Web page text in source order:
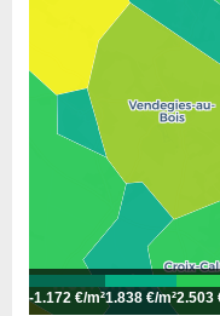
-1.172 €/m²1.838 €/m²2.503